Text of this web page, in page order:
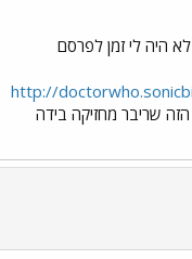
היה לי זמן לפרסם
http://
שריבר מחזיקה בידה